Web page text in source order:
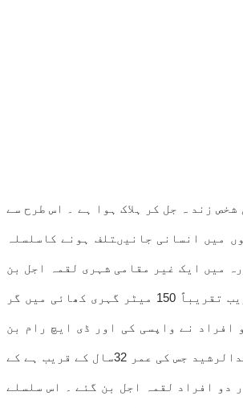
شخص زند ہ جل کر ہلاک ہوا ہے ۔ اس طرح سے
وارداتوں میں انسانی جانیںتلف ہونے کاسلسلہ
میں ایک غیر مقامی شہری لقمہ اجل بن
گیا ہے ۔ ذرائع نے بتایا کہ رام بن، ایک گاڑی ٹاٹا سومو زیر رجسٹریشن نمبر JK 14 9874 (ٹیکسی کیب) صبحNH-44 پر بیٹری چشمہ رامبن کے قریب تقریباً 150 میٹر گہری کھائی میں گر
افراد نے واپسی کی اور ڈی ایچ رام بن
منتقل کیا جہاں میڈیکل افسران نے دونوں کو مردہ قرار دے دیا۔مہلوکین کی شناخت 25سالہ حکم الدین ولد عبدالرحمان اور طارق احمد ولد عبدالرشید جس کی عمر 32سال کے قریب ہے کے
دو افراد لقمہ اجل بن گئے ۔ اس سلسلے